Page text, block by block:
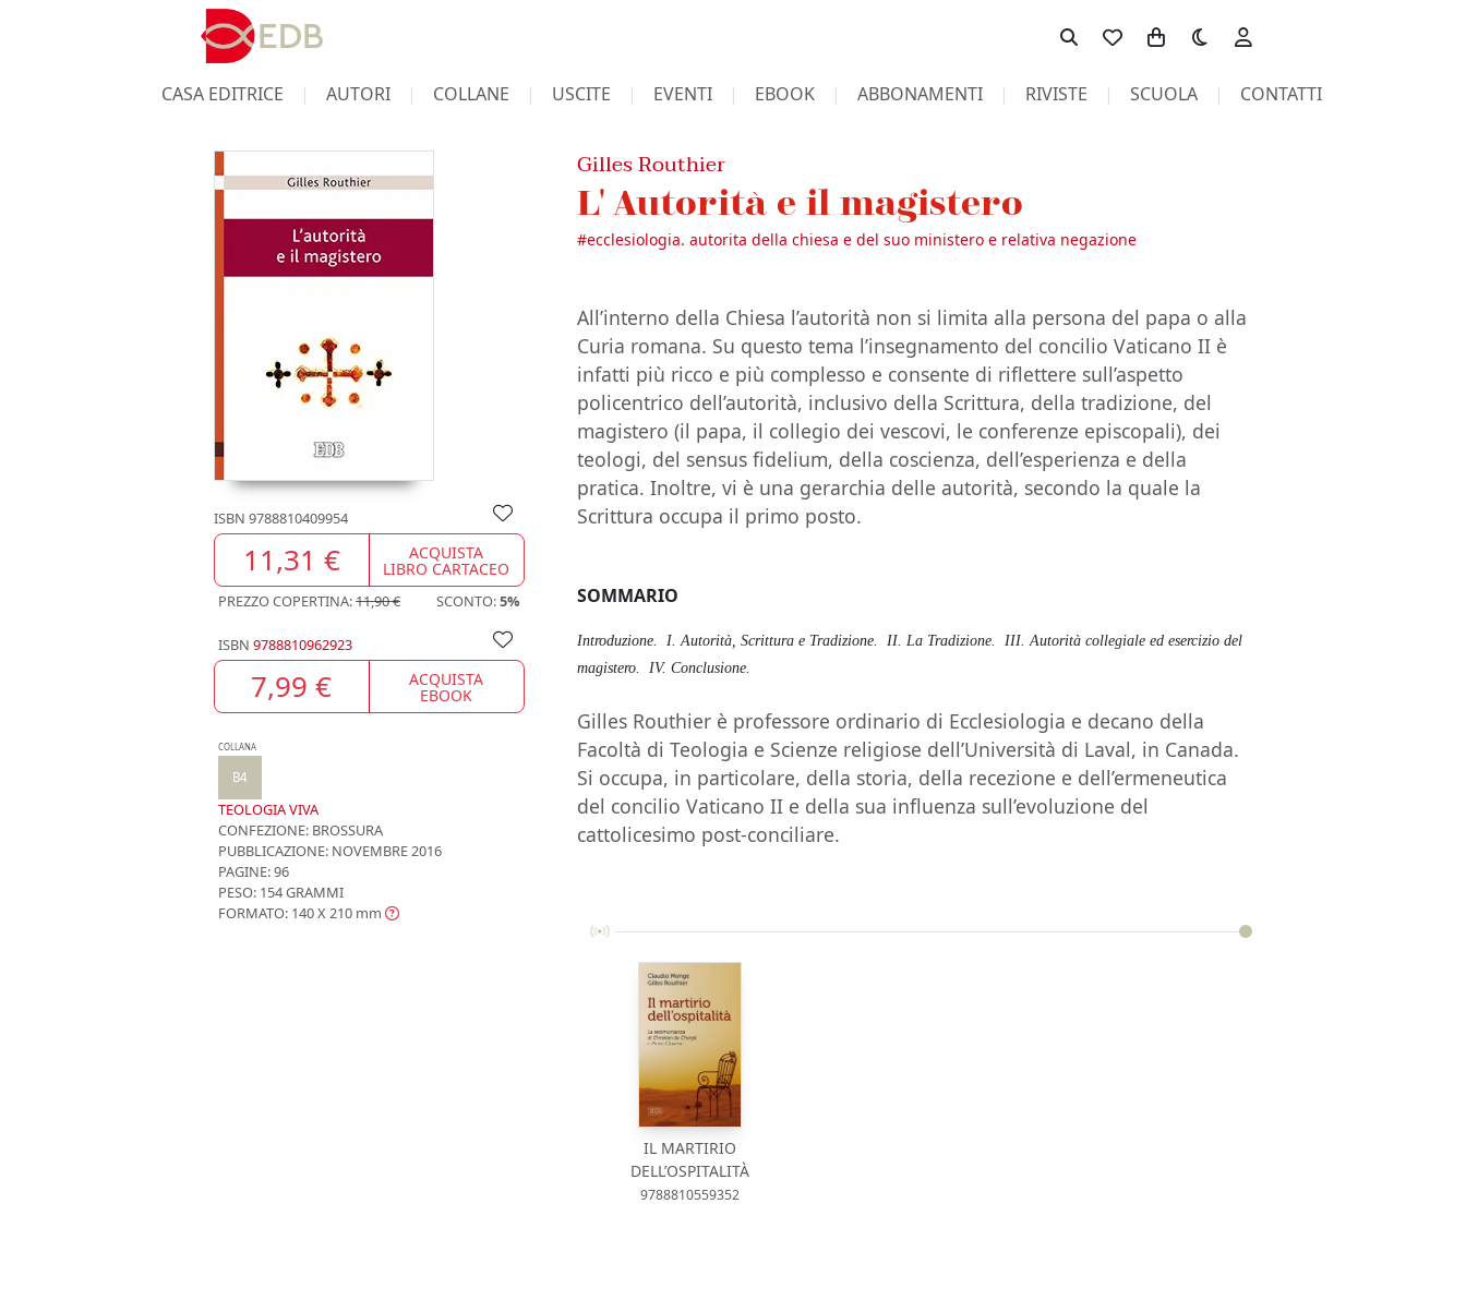
Toggle theme
CASA EDITRICE AUTORI COLLANE USCITE EVENTI EBOOK ABBONAMENTI RIVISTE SCUOLA CONTATTI
ISBN 9788810409954
11,31 € ACQUISTA
LIBRO CARTACEO
PREZZO COPERTINA:11,90 € SCONTO:5%
ISBN 9788810962923
7,99 € ACQUISTA
EBOOK
COLLANA
B4
TEOLOGIA VIVA
CONFEZIONE: BROSSURA
PUBBLICAZIONE: NOVEMBRE 2016
PAGINE: 96
PESO: 154 GRAMMI
FORMATO: 140 X 210 mm
Gilles Routhier
L' Autorità e il magistero
#ecclesiologia. autorita della chiesa e del suo ministero e relativa negazione
All’interno della Chiesa l’autorità non si limita alla persona del papa o alla
Curia romana. Su questo tema l’insegnamento del concilio Vaticano II è
infatti più ricco e più complesso e consente di riflettere sull’aspetto
policentrico dell’autorità, inclusivo della Scrittura, della tradizione, del
magistero (il papa, il collegio dei vescovi, le conferenze episcopali), dei
teologi, del sensus fidelium, della coscienza, dell’esperienza e della
pratica. Inoltre, vi è una gerarchia delle autorità, secondo la quale la
Scrittura occupa il primo posto.
SOMMARIO
Introduzione. I. Autorità, Scrittura e Tradizione. II. La Tradizione.
III. Autorità collegiale ed esercizio del
magistero.
IV. Conclusione.
Gilles Routhier è professore ordinario di Ecclesiologia e decano della
Facoltà di Teologia e Scienze religiose dell’Università di Laval, in Canada.
Si occupa, in particolare, della storia, della recezione e dell’ermeneutica
del concilio Vaticano II e della sua influenza sull’evoluzione del
cattolicesimo post-conciliare.
IL MARTIRIO
DELL’OSPITALITÀ
9788810559352